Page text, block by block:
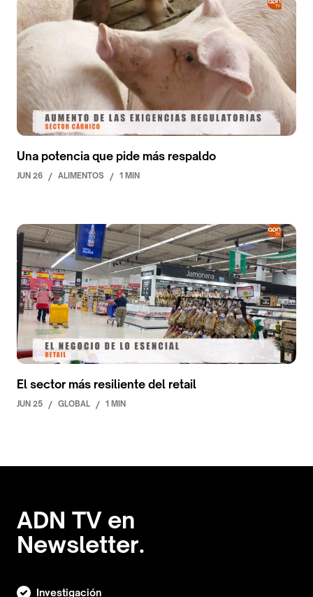
Una potencia que pide más respaldo
JUN 26 / ALIMENTOS / 1 MIN
El sector más resiliente del retail
JUN 25 / GLOBAL / 1 MIN
ADN TV en
Newsletter.
Investigación